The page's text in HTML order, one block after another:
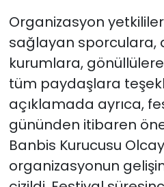
Organizasyon
sağlayan sporculara,
kurumlara,
tüm paydaşlara
açıklamada ayrıca,
gününden itibaren
Banbis Kurucusu
organizasyonun